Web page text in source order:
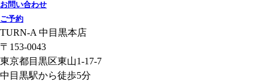
お問い合わせ
ご予約
TURN-A 中目黒本店
〒153-0043
東京都目黒区東山1-17-7
中目黒駅から徒歩5分